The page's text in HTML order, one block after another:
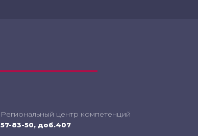
Региональный центр компетенций
57-83-50, доб.407